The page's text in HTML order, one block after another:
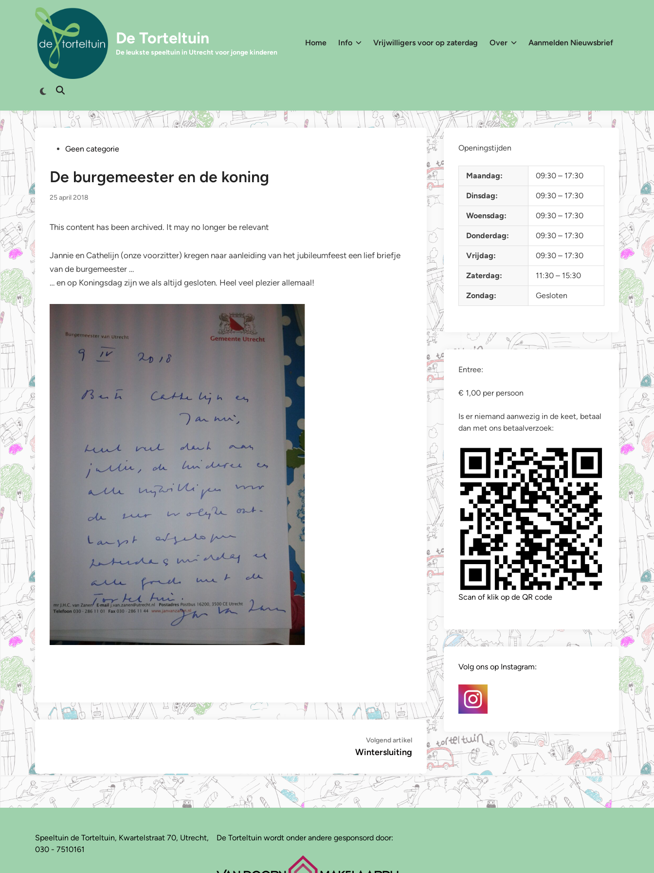
De Torteltuin
De leukste speeltuin in Utrecht voor jonge kinderen
Home Info Vrijwilligers voor op zaterdag Over Aanmelden Nieuwsbrief
Overschakelen
modus
Zoeken
Geplaatst
Geen categorie
De burgemeester en de koning
25 april 2018
This content has been archived. It may no longer be relevant
Jannie en Cathelijn (onze voorzitter) kregen naar aanleiding van het jubileumfeest een lief briefje
van de burgemeester …
… en op Koningsdag zijn we als altijd gesloten. Heel veel plezier allemaal!
Volgend artikelVolgende
artikel:
Wintersluiting
Openingstijden
Maandag: 09:30 – 17:30
Dinsdag: 09:30 – 17:30
Woensdag: 09:30 – 17:30
Donderdag: 09:30 – 17:30
Vrijdag: 09:30 – 17:30
Zaterdag: 11:30 – 15:30
Zondag: Gesloten
Entree:
€ 1,00 per persoon
Is er niemand aanwezig in de keet, betaal
dan met ons betaalverzoek:
Scan of klik op de QR code
Volg ons op Instagram:
Speeltuin de Torteltuin, Kwartelstraat 70, Utrecht,
030 - 7510161
De Torteltuin wordt onder andere gesponsord door: